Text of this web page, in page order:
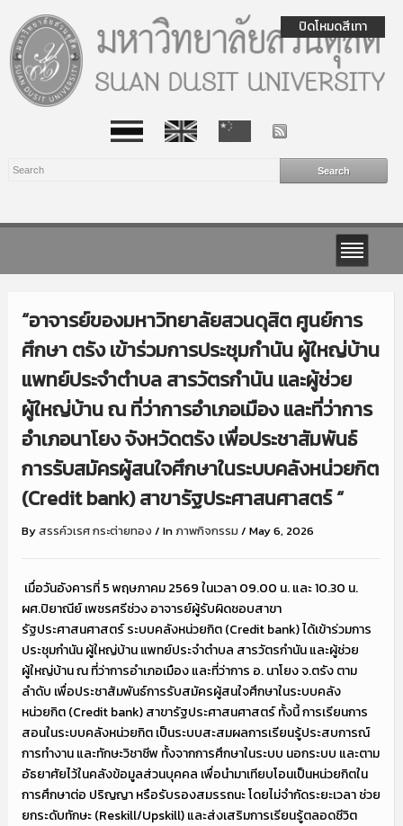
“อาจารย์ของมหาวิทยาลัยสวนดุสิต ศูนย์การ
ศึกษา ตรัง เข้าร่วมการประชุมกำนัน ผู้ใหญ่บ้าน
แพทย์ประจำตำบล สารวัตรกำนัน และผู้ช่วย
ผู้ใหญ่บ้าน ณ ที่ว่าการอำเภอเมือง และที่ว่าการ
อำเภอนาโยง จังหวัดตรัง เพื่อประชาสัมพันธ์
การรับสมัครผู้สนใจศึกษาในระบบคลังหน่วยกิต
(Credit bank) สาขารัฐประศาสนศาสตร์ “
Byสรรค์วเรศ กระต่ายทอง / Inภาพกิจกรรม / May 6, 2026
เมื่อวันอังคารที่ 5 พฤษภาคม 2569 ในเวลา 09.00 น. และ 10.30 น.
ผศ.ปิยาณีย์ เพชรศรีช่วง อาจารย์ผู้รับผิดชอบสาขา
รัฐประศาสนศาสตร์ ระบบคลังหน่วยกิต (Credit bank) ได้เข้าร่วมการ
ประชุมกำนัน ผู้ใหญ่บ้าน แพทย์ประจำตำบล สารวัตรกำนัน และผู้ช่วย
ผู้ใหญ่บ้าน ณ ที่ว่าการอำเภอเมือง และที่ว่าการ อ. นาโยง จ.ตรัง ตาม
ลำดับ เพื่อประชาสัมพันธ์การรับสมัครผู้สนใจศึกษาในระบบคลัง
หน่วยกิต (Credit bank) สาขารัฐประศาสนศาสตร์ ทั้งนี้ การเรียนการ
สอนในระบบคลังหน่วยกิต เป็นระบบสะสมผลการเรียนรู้ประสบการณ์
การทำงาน และทักษะวิชาชีพ ทั้งจากการศึกษาในระบบ นอกระบบ และตาม
อัธยาศัยไว้ในคลังข้อมูลส่วนบุคคล เพื่อนำมาเทียบโอนเป็นหน่วยกิตใน
การศึกษาต่อ ปริญญา หรือรับรองสมรรถนะ โดยไม่จำกัดระยะเวลา ช่วย
ยกระดับทักษะ (Reskill/Upskill) และส่งเสริมการเรียนรู้ตลอดชีวิต
ปิดโหมดสีเทา